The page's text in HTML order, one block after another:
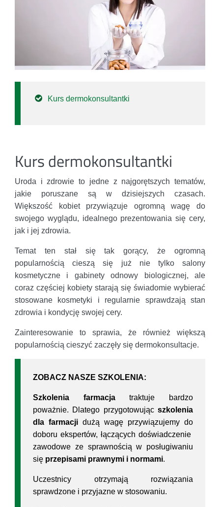
Kurs dermokonsultantki
Kurs dermokonsultantki
Uroda i zdrowie to jedne z najgorętszych tematów,
jakie poruszane są w dzisiejszych czasach.
Większość kobiet przywiązuje ogromną wagę do
swojego wyglądu, idealnego prezentowania się cery,
jak i jej zdrowia.
Temat ten stał się tak gorący, że ogromną
popularnością cieszą się już nie tylko salony
kosmetyczne i gabinety odnowy biologicznej, ale
coraz częściej kobiety starają się świadomie wybierać
stosowane kosmetyki i regularnie sprawdzają stan
zdrowia i kondycję swojej cery.
Zainteresowanie to sprawia, że również większą
popularnością cieszyć zaczęły się dermokonsultacje.
ZOBACZ NASZE SZKOLENIA:
Szkolenia farmacjatraktuje bardzo
poważnie. Dlatego przygotowując szkolenia
dla farmacji dużą wagę przywiązujemy do
doboru ekspertów, łączących doświadczenie
zawodowe ze sprawnością w posługiwaniu
się przepisami prawnymi i normami.
Uczestnicy otrzymają rozwiązania
sprawdzone i przyjazne w stosowaniu.